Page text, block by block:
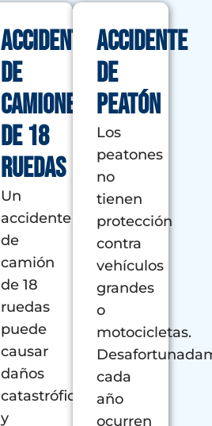
Accidentes
de
camiones
de 18
ruedas
Un
accidente
de
camión
de 18
ruedas
puede
causar
daños
catastróficos
y
Accidente
de
peatón
Los
peatones
no
tienen
protección
contra
vehículos
grandes
o
motocicletas.
cada
año
ocurren